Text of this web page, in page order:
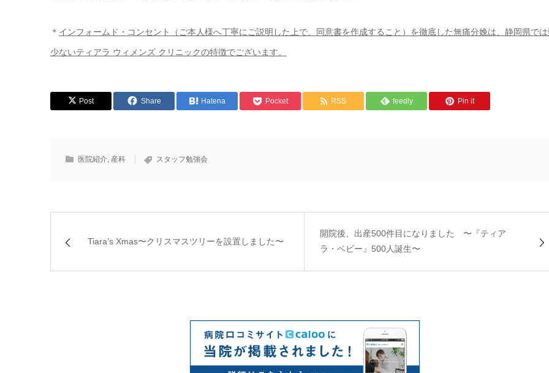
＊ インフォームド・コンセント（ご本人様へ丁寧にご説明した上で、同意書を作成すること）を徹底した無痛分娩は、静岡県で
少ないティアラ ウィメンズ クリニックの特徴でございます。
Post Share Hatena Pocket RSS feedly Pin it
医院紹介, 産科 スタッフ勉強会
Tiara’s Xmas〜クリスマスツリーを設置しました〜
開院後、出産500件目になりました 〜『ティア
ラ・ベビー』500人誕生〜